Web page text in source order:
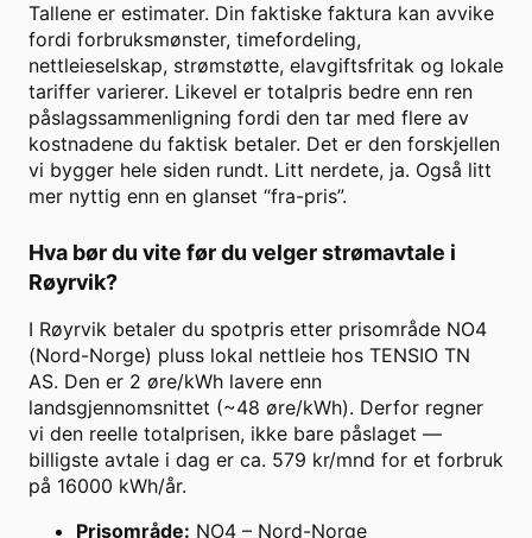
Tallene er estimater. Din faktiske faktura kan avvike
fordi forbruksmønster, timefordeling,
nettleieselskap, strømstøtte, elavgiftsfritak og lokale
tariffer varierer. Likevel er totalpris bedre enn ren
påslagssammenligning fordi den tar med flere av
kostnadene du faktisk betaler. Det er den forskjellen
vi bygger hele siden rundt. Litt nerdete, ja. Også litt
mer nyttig enn en glanset “fra-pris”.
Hva bør du vite før du velger strømavtale i
Røyrvik?
I Røyrvik betaler du spotpris etter prisområde NO4
(Nord-Norge) pluss lokal nettleie hos TENSIO TN
AS. Den er 2 øre/kWh lavere enn
landsgjennomsnittet (~48 øre/kWh). Derfor regner
vi den reelle totalprisen, ikke bare påslaget —
billigste avtale i dag er ca. 579 kr/mnd for et forbruk
på 16000 kWh/år.
Prisområde: NO4 – Nord-Norge